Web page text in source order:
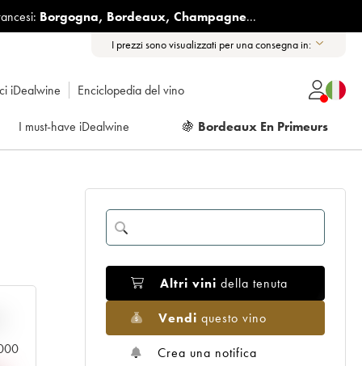
Borgogna, Bordeaux, Champagne...
I prezzi sono visualizzati per una consegna in:
iDealwine Enciclopedia del vino
I must-have iDealwine 🍇 Bordeaux En Primeurs
Altri vini della tenuta
Vendi questo vino
Crea una notifica